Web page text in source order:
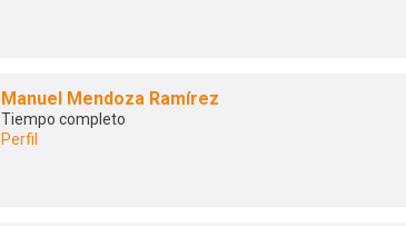
Manuel Mendoza Ramírez
Tiempo completo
Perfil